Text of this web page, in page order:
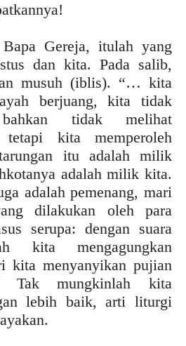
Gereja, itulah yang
dan kita. Pada salib,
musuh (iblis). “… kita
berjuang, kita tidak
tidak melihat
kita memperoleh
itu adalah milik
adalah milik kita.
adalah pemenang, mari
dilakukan oleh para
serupa: dengan suara
kita mengagungkan
kita menyanyikan pujian
Tak mungkinlah kita
lebih baik, arti liturgi